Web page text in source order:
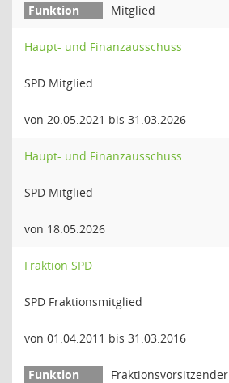
Mitglied
Haupt- und Finanzausschuss
SPD Mitglied
von 20.05.2021 bis 31.03.2026
Haupt- und Finanzausschuss
SPD Mitglied
von 18.05.2026
Fraktion SPD
SPD Fraktionsmitglied
von 01.04.2011 bis 31.03.2016
Fraktionsvorsitzender